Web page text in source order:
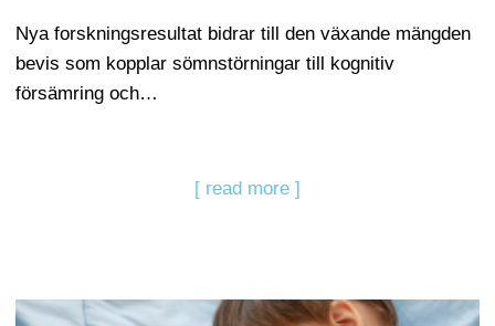
Nya forskningsresultat bidrar till den växande mängden
bevis som kopplar sömnstörningar till kognitiv
försämring och…
[ read more ]